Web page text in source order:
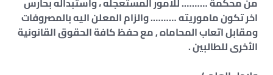
اخر تكون ماموريته ………. والزام المعلن اليه بالمصروفات
ومقابل اتعاب المحاماه , مع حفظ كافة الحقوق القانونية
الأخرى للطالبين .